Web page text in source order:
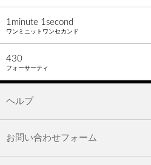
1minute​ 1second
ワンミニットワンセカンド
430
フォーサーティ
ヘルプ
お問い合わせフォーム